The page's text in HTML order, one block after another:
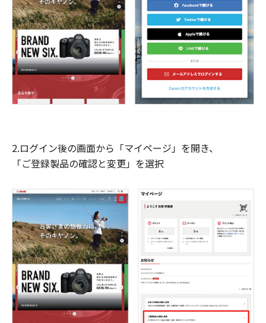
2.ログイン後の画面から「マイページ」を開き、
「ご登録製品の確認と変更」を選択